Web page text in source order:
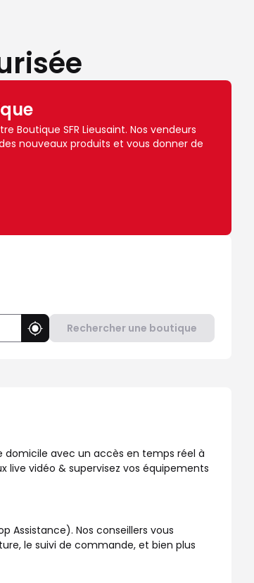
Boutique SFR Lieusaint. Nos vendeurs
nouveaux produits et vous donner de
Utiliser ma position
Rechercher une boutique
avec un accès en temps réel à
vidéo & supervisez vos équipements
Assistance). Nos conseillers vous
le suivi de commande, et bien plus
votre boutique SFR !